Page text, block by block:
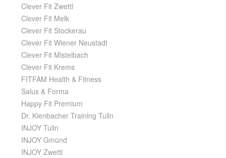
Clever Fit Zwettl
Clever Fit Melk
Clever Fit Stockerau
Clever Fit Wiener Neustadt
Clever Fit Mistelbach
Clever Fit Krems
FITFAM Health & Fitness
Salus & Forma
Happy Fit Premium
Dr. Kienbacher Training Tulln
INJOY Tulln
INJOY Gmünd
INJOY Zwettl